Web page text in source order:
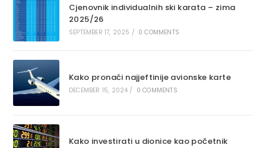
Cjenovnik individualnih ski karata – zima
2025/26
SEPTEMBER 17, 2025 / 0 COMMENTS
Kako pronaći najjeftinije avionske karte
DECEMBER 15, 2024 / 0 COMMENTS
Kako investirati u dionice kao početnik